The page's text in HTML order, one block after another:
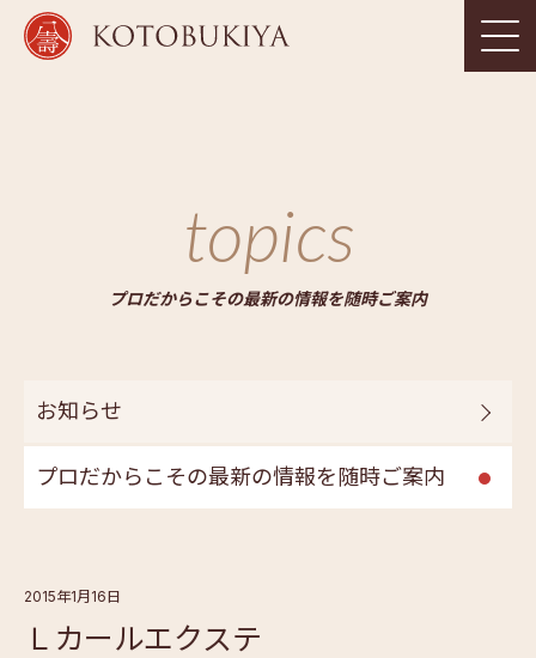
topics
プロだからこその最新の情報を随時ご案内
お知らせ
プロだからこその最新の情報を随時ご案内
2015年1月16日
Ｌカールエクステ